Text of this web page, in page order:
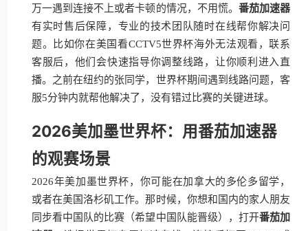
万一遇到连接不上或者卡顿的情况，不用慌。 番茄加速器
有实时售后保障，专业的技术团队随时在线帮你解决问
题。比如你在美国看CCTV5世界杯海外无法观看，联系
客服后，他们会快速指导你调整线路，让你顺利进入直
播。之前在纽约的张同学，世界杯期间遇到线路问题，客
服5分钟内就帮他解决了，没有错过比赛的关键进球。
2026美加墨世界杯：用番茄加速器
的观赛场景
2026年美加墨世界杯，你可能在加拿大的多伦多留学，
或者在美国洛杉矶工作。那时候，你想和国内的家人朋友
同步看中国队的比赛（希望中国队能晋级），打开番茄加